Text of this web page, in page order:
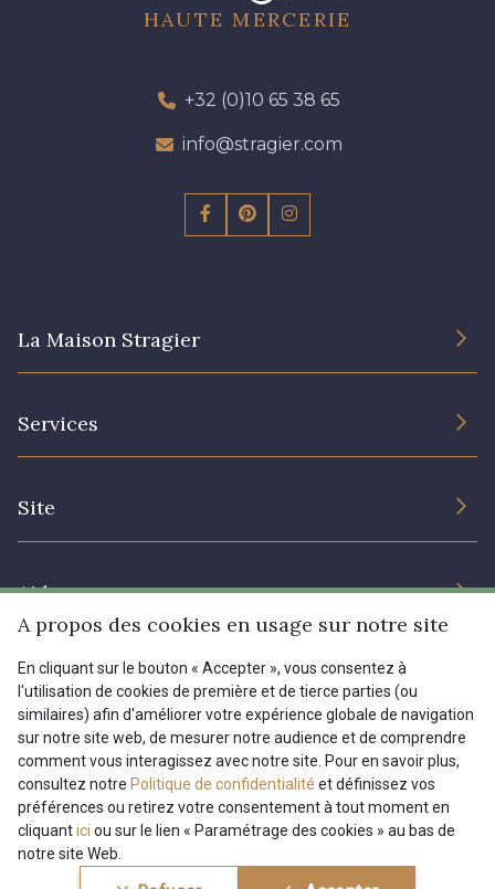
HAUTE MERCERIE
+32 (0)10 65 38 65
info@stragier.com
La Maison Stragier
Services
Site
Prix réduits
Aide
Livraison : France, Belgique, International
Retours & réclamations
FAQ - Questions fréquentes
Modes de paiements
Menu
Tous nos tissus
Magazine
FR EN
A propos des cookies en usage sur notre site
En cliquant sur le bouton « Accepter », vous consentez à
l'utilisation de cookies de première et de tierce parties (ou
similaires) afin d'améliorer votre expérience globale de navigation
sur notre site web, de mesurer notre audience et de comprendre
comment vous interagissez avec notre site. Pour en savoir plus,
consultez notre Politique de confidentialité et définissez vos
préférences ou retirez votre consentement à tout moment en
cliquantici ou sur le lien « Paramétrage des cookies » au bas de
notre site Web.